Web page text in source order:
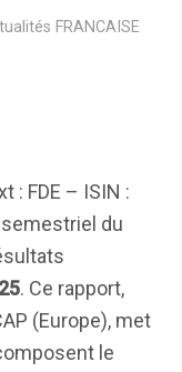
FRANCAISE
: FDE – ISIN :
du
. Ce rapport,
(Europe), met
le